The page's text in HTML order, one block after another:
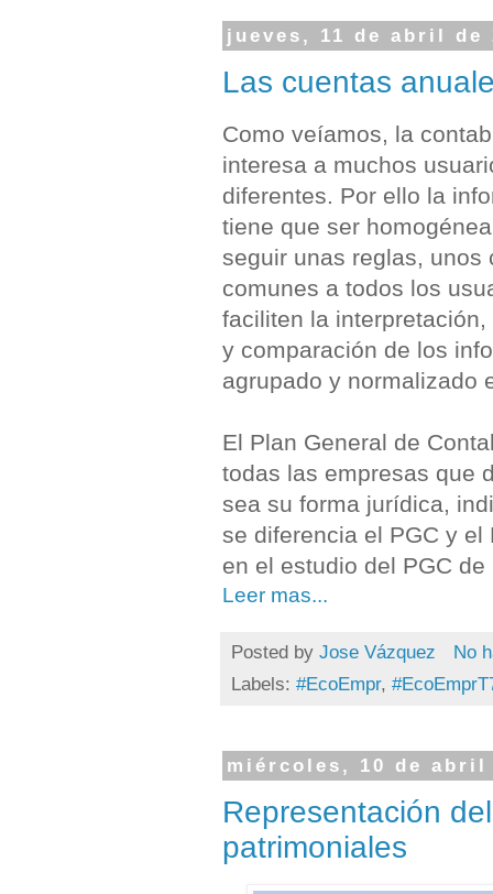
jueves, 11 de abril de
Las cuentas
Como veíamos, la
interesa a muchos
diferentes. Por ello la
tiene que ser
seguir unas reglas, unos
comunes a todos los
faciliten la
y comparación de los
agrupado y normalizado
El Plan General de
todas las empresas que
sea su forma jurídica,
se diferencia el PGC y el
en el estudio del PGC de
Leer mas...
Posted by Jose Vázquez
No
Labels: #EcoEmpr,
miércoles, 10 de abril
Representación
patrimoniales